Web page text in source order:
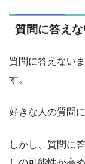
質問に答え
質問に答えない
す。
好きな人の質問
しかし、質問に